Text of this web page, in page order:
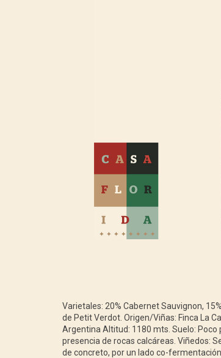
Varietales: 20% Cabernet Sauvignon,
de Petit Verdot. Origen/Viñas: Finca La
Argentina Altitud: 1180 mts. Suelo:
presencia de rocas calcáreas. Viñedos:
de concreto, por un lado co-